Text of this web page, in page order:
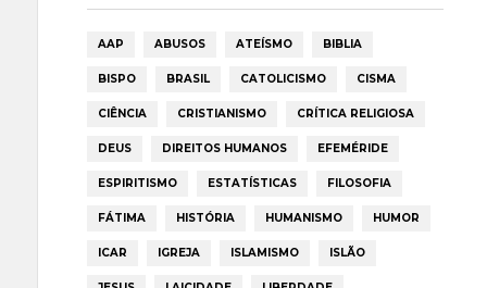
AAP ABUSOS ATEÍSMO BIBLIA
BISPO BRASIL CATOLICISMO CISMA
CIÊNCIA CRISTIANISMO CRÍTICA RELIGIOSA
DEUS DIREITOS HUMANOS EFEMÉRIDE
ESPIRITISMO ESTATÍSTICAS FILOSOFIA
FÁTIMA HISTÓRIA HUMANISMO HUMOR
ICAR IGREJA ISLAMISMO ISLÃO